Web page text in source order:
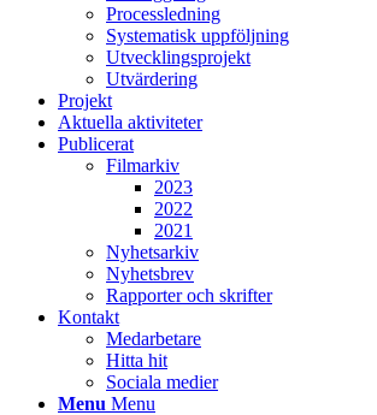
Processledning
Systematisk uppföljning
Utvecklingsprojekt
Utvärdering
Projekt
Aktuella aktiviteter
Publicerat
Filmarkiv
2023
2022
2021
Nyhetsarkiv
Nyhetsbrev
Rapporter och skrifter
Kontakt
Medarbetare
Hitta hit
Sociala medier
Menu Menu